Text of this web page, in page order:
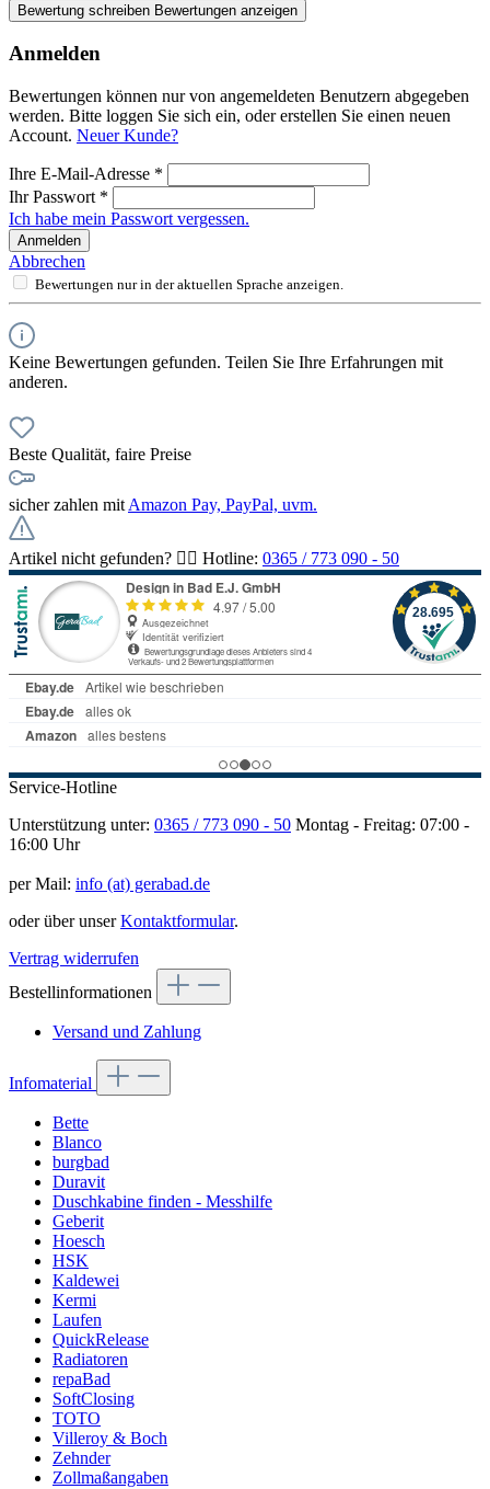
Bewertung schreiben Bewertungen anzeigen
Anmelden
Bewertungen können nur von angemeldeten Benutzern abgegeben
werden. Bitte loggen Sie sich ein, oder erstellen Sie einen neuen
Account. Neuer Kunde?
Ihre E-Mail-Adresse *
Ihr Passwort *
Ich habe mein Passwort vergessen.
Anmelden
Abbrechen
Bewertungen nur in der aktuellen Sprache anzeigen.
Keine Bewertungen gefunden. Teilen Sie Ihre Erfahrungen mit
anderen.
Beste Qualität, faire Preise
sicher zahlen mit Amazon Pay, PayPal, uvm.
Artikel nicht gefunden? 👉🏻 Hotline: 0365 / 773 090 - 50
Service-Hotline
Unterstützung unter: 0365 / 773 090 - 50 Montag - Freitag: 07:00 -
16:00 Uhr
per Mail: info (at) gerabad.de
oder über unserKontaktformular.
Vertrag widerrufen
Bestellinformationen
Versand und Zahlung
Infomaterial
Bette
Blanco
burgbad
Duravit
Duschkabine finden - Messhilfe
Geberit
Hoesch
HSK
Kaldewei
Kermi
Laufen
QuickRelease
Radiatoren
repaBad
SoftClosing
TOTO
Villeroy & Boch
Zehnder
Zollmaßangaben